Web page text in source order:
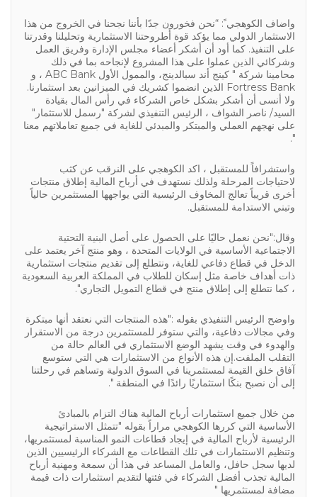
واضاف الكوهجي ً: “نحن فخورون جدًا بأننا نجحنا في الخروج من هذا
الاستثمار الدولي مما يؤكد قوة أطروحتنا الاستثمارية وتحليلنا وقدرتنا
على التنفيذ. كما أود أن أشكر أعضاء مجلس الإدارة وفريق العمل
وشركائي الذين عملوا على هذا المشروع لإنجاحه بما في ذلك
محامينا شركة " كينج أند سبالدينج، والممول الأول ABC Bank ، و
Fortress Bank الذين انضموا كشريك في الميزانين بعد استثمارنا.
ولا أنسى أن أشكر بشكل خاص الشركاء في رأس المال بقيادة
السيد/ ناصر الشواف ، الرئيس التنفيذي لشركة "رسمل للاستثمار"
على نهجهم العملي والمبتكر والمبدئي للغاية في جميع تعاملاتهم معنا
".
واستشرافاً للمستقبل ، اكد الكوهجي على النرقب عن كثب
لاحتياجات المرحلة ولذلك نستهدف في أرباح المالية إطلاق منتجات
أخرى قريباً تعالج المخاوف الرئيسية التي يواجهها المستثمرين حالياً
وتبني الاستدامة للمستقبل.
وقال:"نحن نعمل حاليًا على الحصول على أصل البنية التحتية
الاجتماعية الأساسية في الولايات المتحدة ، وهو منتج آخر يعتمد على
الدخل في قطاع دفاعي للغاية، ونتطلع إلى تقديم منتجات استثمارية
ذات أهداف خاصة مثل إسكان للطلاب في المملكة العربية السعودية
، كما نتطلع إلى إطلاق منتج في قطاع التمويل التجاري".
واوضح الرئيس التنفيذي بقوله :"هذه المنتجات التي نعتقد أنها مبتكرة
وفي مجالات دفاعية، والتي ستوفر للمستثمرين درجة من الاستقرار
والهدوء في وقت يشهد الوضع الاستثماري في العالم حالة من
التقلب الملفت.إن هذه الأنواع من الاستثمارات هي التي ستوسع
آفاق خلق القيمة لمستثمرينا في السوق الدولية وتساهم في رحلتنا
إلى أن نصبح بنكًا استثماريًا رائدًا في المنطقة ".
من خلال جميع استثمارات أرباح المالية هناك التزام بالمبادئ
الأساسية التي كررها الكوهجي مراراً بقوله "تتمثل الاستراتيجية
الرئيسية لأرباح المالية في إيجاد قطاعات النمو المناسبة لمستثمريها،
وتنظيم الاستثمارات في تلك القطاعات مع الشركاء الرئيسيين الذين
لديها سجل حافل، والعامل المساعد في هذا أن سمعة ومهنية أرباح
المالية تجذب أفضل الشركاء في فئتها لتقديم استثمارات ذات قيمة
مضافة لمستثمريها "